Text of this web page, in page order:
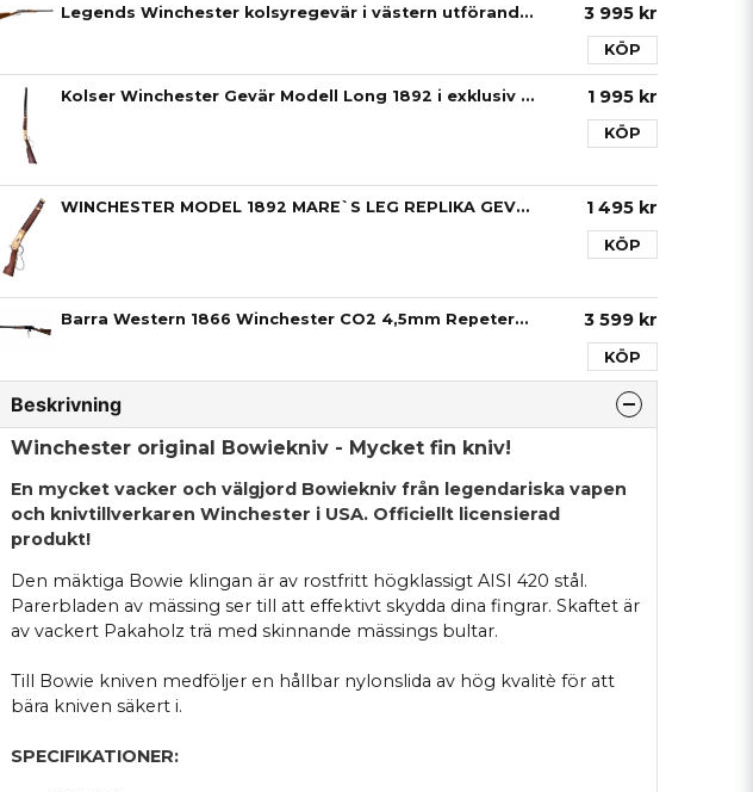
Legends Winchester kolsyregevär i västern utförande (Licensfri, max 10 joule) 3 995 kr
KÖP
Kolser Winchester Gevär Modell Long 1892 i exklusiv replika (licensfri, 18år) 1 995 kr
KÖP
WINCHESTER MODEL 1892 MARE`S LEG REPLIKA GEVÄR (Licensfri) 1 495 kr
KÖP
Barra Western 1866 Winchester CO2 4,5mm Repetergevär 3 599 kr
KÖP
Beskrivning
Winchester original Bowiekniv - Mycket fin kniv!
En mycket vacker och välgjord Bowiekniv från legendariska vapen
och knivtillverkaren Winchester i USA. Officiellt licensierad
produkt!
Den mäktiga Bowie klingan är av rostfritt högklassigt AISI 420 stål.
Parerbladen av mässing ser till att effektivt skydda dina fingrar. Skaftet är
av vackert Pakaholz trä med skinnande mässings bultar.
Till Bowie kniven medföljer en hållbar nylonslida av hög kvalitè för att
bära kniven säkert i.
SPECIFIKATIONER: